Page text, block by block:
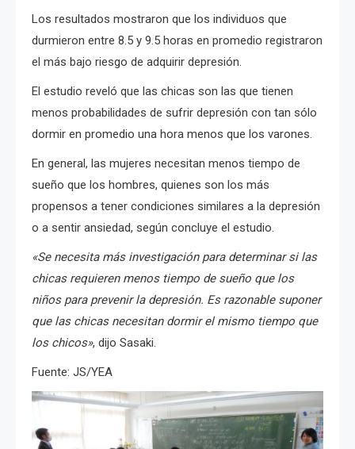
Los resultados mostraron que los individuos que
durmieron entre 8.5 y 9.5 horas en promedio registraron
el más bajo riesgo de adquirir depresión.
El estudio reveló que las chicas son las que tienen
menos probabilidades de sufrir depresión con tan sólo
dormir en promedio una hora menos que los varones.
En general, las mujeres necesitan menos tiempo de
sueño que los hombres, quienes son los más
propensos a tener condiciones similares a la depresión
o a sentir ansiedad, según concluye el estudio.
«Se necesita más investigación para determinar si las
chicas requieren menos tiempo de sueño que los
niños para prevenir la depresión. Es razonable suponer
que las chicas necesitan dormir el mismo tiempo que
los chicos», dijo Sasaki.
Fuente: JS/YEA